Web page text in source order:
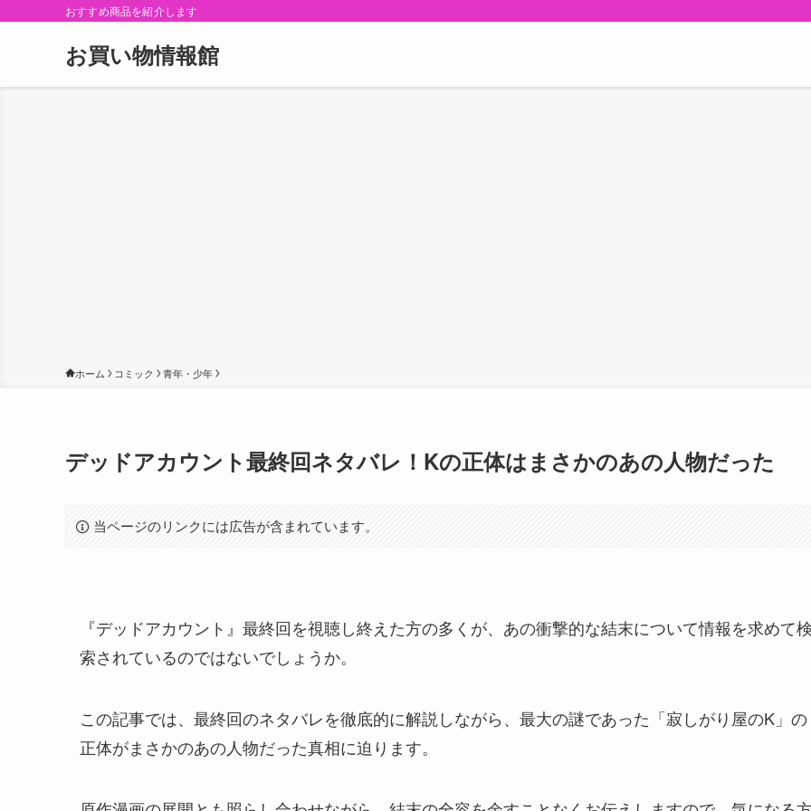
おすすめ商品を紹介します
お買い物情報館
ホーム コミック 青年・少年
デッドアカウント最終回ネタバレ！Kの正体はまさかのあの人物だった
当ページのリンクには広告が含まれています。
『デッドアカウント』最終回を視聴し終えた方の多くが、あの衝撃的な結末について情報を求めて
索されているのではないでしょうか。
この記事では、最終回のネタバレを徹底的に解説しながら、最大の謎であった「寂しがり屋のK」の
正体がまさかのあの人物だった真相に迫ります。